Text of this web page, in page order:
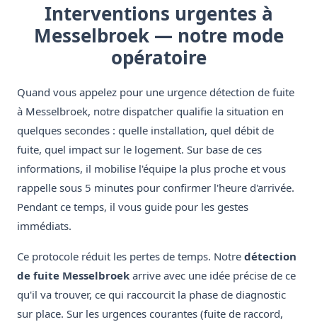
Interventions urgentes à
Messelbroek — notre mode
opératoire
Quand vous appelez pour une urgence détection de fuite
à Messelbroek, notre dispatcher qualifie la situation en
quelques secondes : quelle installation, quel débit de
fuite, quel impact sur le logement. Sur base de ces
informations, il mobilise l'équipe la plus proche et vous
rappelle sous 5 minutes pour confirmer l'heure d'arrivée.
Pendant ce temps, il vous guide pour les gestes
immédiats.
Ce protocole réduit les pertes de temps. Notre détection
de fuite Messelbroek arrive avec une idée précise de ce
qu'il va trouver, ce qui raccourcit la phase de diagnostic
sur place. Sur les urgences courantes (fuite de raccord,